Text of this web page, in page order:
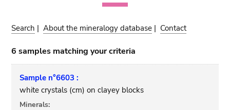
Search |About the mineralogy database | Contact
6 samples matching your criteria
Sample n°6603 :
white crystals (cm) on clayey blocks
Minerals: